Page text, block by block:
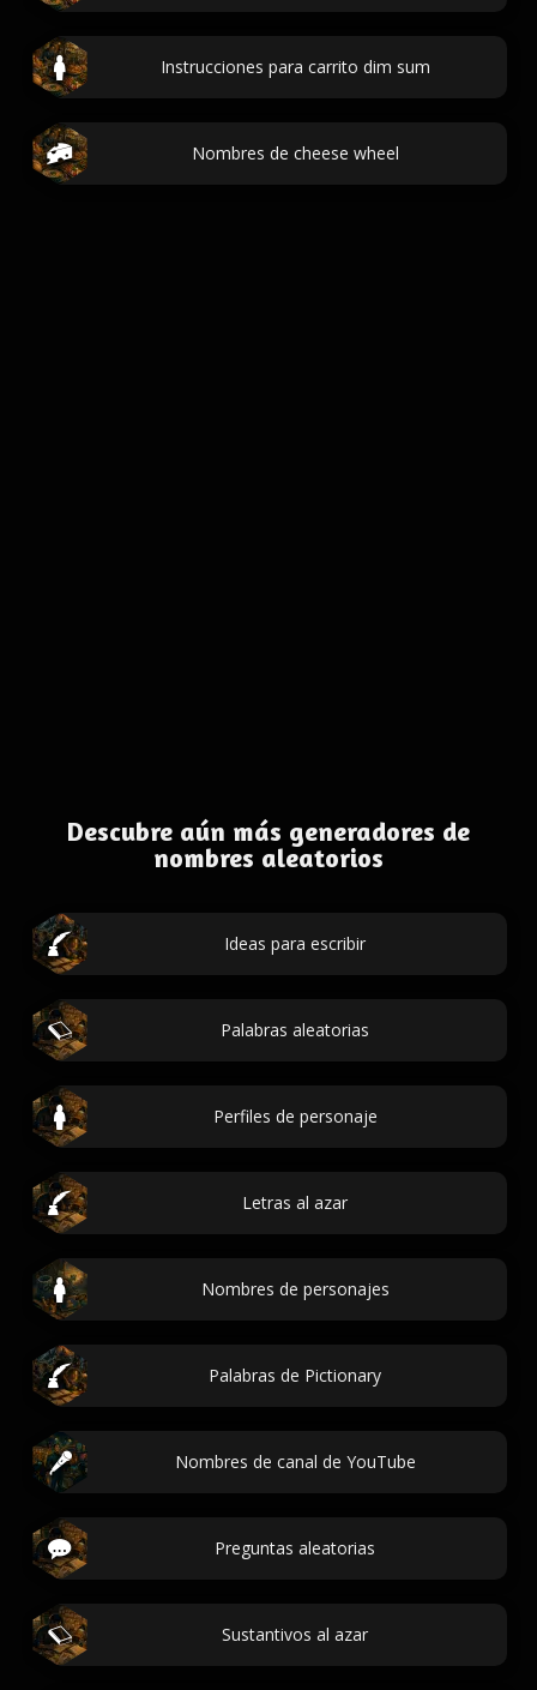
Instrucciones para carrito dim sum
Nombres de cheese wheel
Descubre aún más generadores de
nombres aleatorios
Ideas para escribir
Palabras aleatorias
Perfiles de personaje
Letras al azar
Nombres de personajes
Palabras de Pictionary
Nombres de canal de YouTube
Preguntas aleatorias
Sustantivos al azar